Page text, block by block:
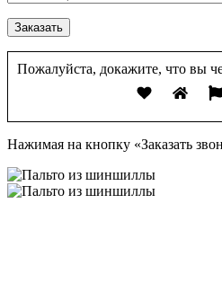
Пожалуйста, докажите, что вы
Нажимая на кнопку «Заказать